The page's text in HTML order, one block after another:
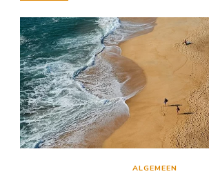
ALGEMEEN